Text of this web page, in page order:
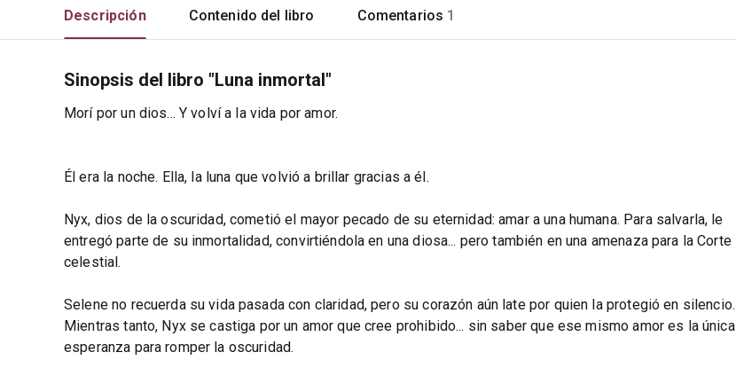
Descripción Contenido del libro Comentarios 1
Sinopsis del libro "Luna inmortal"
Morí por un dios... Y volví a la vida por amor.
Él era la noche. Ella, la luna que volvió a brillar gracias a él.
Nyx, dios de la oscuridad, cometió el mayor pecado de su eternidad: amar a una humana. Para salvarla, le
entregó parte de su inmortalidad, convirtiéndola en una diosa... pero también en una amenaza para la Corte
celestial.
Selene no recuerda su vida pasada con claridad, pero su corazón aún late por quien la protegió en silencio.
Mientras tanto, Nyx se castiga por un amor que cree prohibido... sin saber que ese mismo amor es la única
esperanza para romper la oscuridad.